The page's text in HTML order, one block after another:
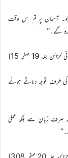
آسمان پر تم اس وقت
گے۔‘‘
جلد 19 صفحہ 15)
کی طرف توجہ دلاتے ہوئے
صرف زبان سے بلکہ عملی